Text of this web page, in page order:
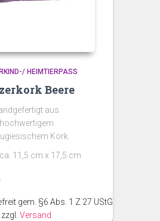
HEIMTIERPASS
Beere
aus
hochwertigem
Kork
11,5 cm x 17,5 cm
gem. §6 Abs. 1 Z 27 UStG
zzgl. Versand